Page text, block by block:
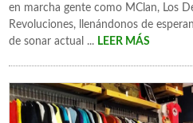
en marcha gente como MClan, Los
Revoluciones, llenándonos de
de sonar actual ... LEER MÁS